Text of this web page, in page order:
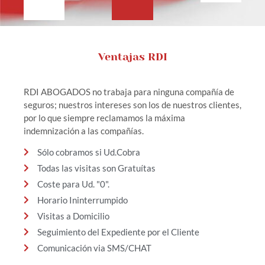
Ventajas RDI
RDI ABOGADOS no trabaja para ninguna compañía de
seguros; nuestros intereses son los de nuestros clientes,
por lo que siempre reclamamos la máxima
indemnización a las compañías.
Sólo cobramos si Ud.Cobra
Todas las visitas son Gratuítas
Coste para Ud. "0".
Horario Ininterrumpido
Visitas a Domicilio
Seguimiento del Expediente por el Cliente
Comunicación via SMS/CHAT